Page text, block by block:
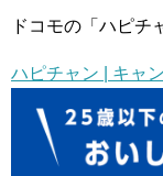
ドコモの「ハピチ
ハピチャン | キャ